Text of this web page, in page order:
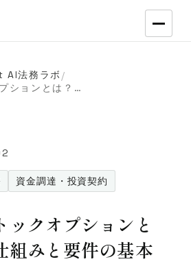
法務ラボ /
税制適格ストックオプションとは？課税の仕組みと要件の基本
資金調達・投資契約
ックオプションと
組みと要件の基本